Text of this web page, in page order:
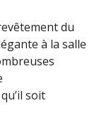
du
à la salle
soit